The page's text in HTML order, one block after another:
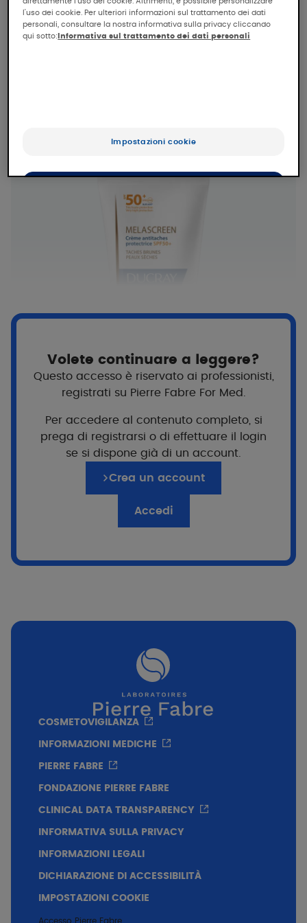
sull'iperpigmentazione e sui primi segni
dell'invecchiamento cutaneo, per tutti i
Allattamento
Texture
Consistenza fondente dal finish non grasso e
invisibile.​ Senza profumo​ Formula non
Volete continuare a leggere?
Questo accesso è riservato ai professionisti,
registrati su Pierre Fabre For Med.
Per accedere al contenuto completo, si
prega di registrarsi o di effettuare il login
se si dispone già di un account.
Crea un account
Accedi
COSMETOVIGILANZA
INFORMAZIONI MEDICHE
PIERRE FABRE
FONDAZIONE PIERRE FABRE
CLINICAL DATA TRANSPARENCY
INFORMATIVA SULLA PRIVACY
INFORMAZIONI LEGALI
DICHIARAZIONE DI ACCESSIBILITÀ
IMPOSTAZIONI COOKIE
Accesso Pierre Fabre
l'uso dei cookie. Per ulteriori informazioni sul trattamento dei dati
personali, consultare la nostra informativa sulla privacy cliccando
qui sotto: Informativa sul trattamento dei dati personali
Impostazioni cookie